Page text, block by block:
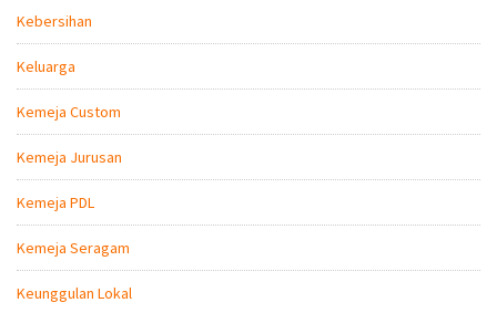
Kebersihan
Keluarga
Kemeja Custom
Kemeja Jurusan
Kemeja PDL
Kemeja Seragam
Keunggulan Lokal